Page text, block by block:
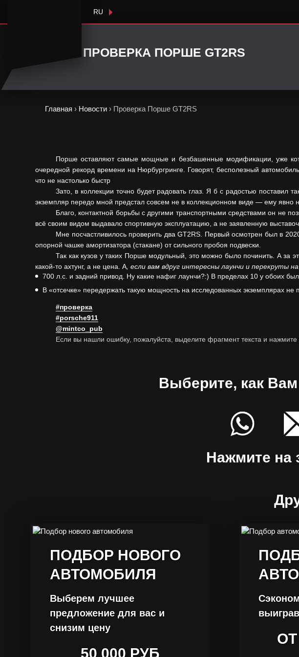
RU
ПРОВЕРКА ПОРШЕ GT2RS
Главная › Новости › Проверка Порше GT2RS
Порше оставляют самые мощные и безбашенные модификации, уже
очередной рекорд времени на Нюрбургринге. Говорят, бесполезный
что не настолько быстр
Зато, в коллекции точно будет радовать глаз. Я б с радостью поставил
экземпляр передо мной предстал совсем не в коллекционном виде — ему явно
Благо, контактной борьбы с другими транспортными средствами он не
всё своим видом выдавало спортивную эксплуатацию, а не заявленную
Мне посчастливилось проверить два GT2RS. Первый осмотрен был в
опорной чашке амортизатора (стакане) от сильного пробоя подвески.
Так как кузов у таких Порше модульный, это можно было починить. А
какой-то ахтунг, а не цена. А, если вам вдруг интересны лаунчи и перекруты
700 л.с. и задний привод. Ну какие нафиг лаунчи?:) В пределах 10 у обоих
В «отсечке» передержать такую мощность на исследованных экземплярах не
#проверка
#porsche911
@mintco_pub
Если вы нашли ошибку, пожалуйста, выделите фрагмент текста и нажмите
Выберите, как
Нажмите на
ПОДБОР НОВОГО
АВТОМОБИЛЯ
Выберем лучшее
предложение для вас и
снизим цену
50 000 РУБ
ОТ